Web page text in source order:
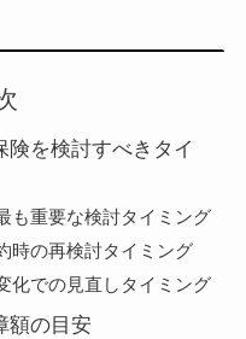
を検討すべきタイ
も重要な検討タイミング
時の再検討タイミング
化での見直しタイミング
額の目安